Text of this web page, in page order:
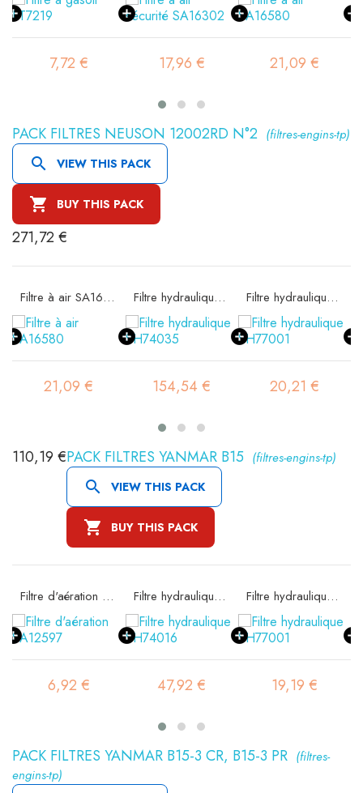
7,72 € 17,96 € 21,09 €
PACK FILTRES NEUSON 12002RD N°2 (filtres-engins-tp)
 VIEW THIS PACK
 BUY THIS PACK
271,72 €
Filtre à air SA16580
21,09 €
Filtre hydraulique SH74035
154,54 €
Filtre hydraulique SH77001
20,21 €
PACK FILTRES YANMAR B15 (filtres-engins-tp)
 VIEW THIS PACK
 BUY THIS PACK
110,19 €
Filtre d'aération SA12597
6,92 €
Filtre hydraulique SH74016
47,92 €
Filtre hydraulique SH77001
19,19 €
PACK FILTRES YANMAR B15-3 CR, B15-3 PR (filtres-
engins-tp)